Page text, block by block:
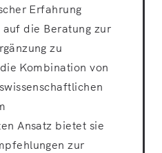
Erfahrung
die Beratung zur
zu
Kombination von
Ansatz bietet sie
zur